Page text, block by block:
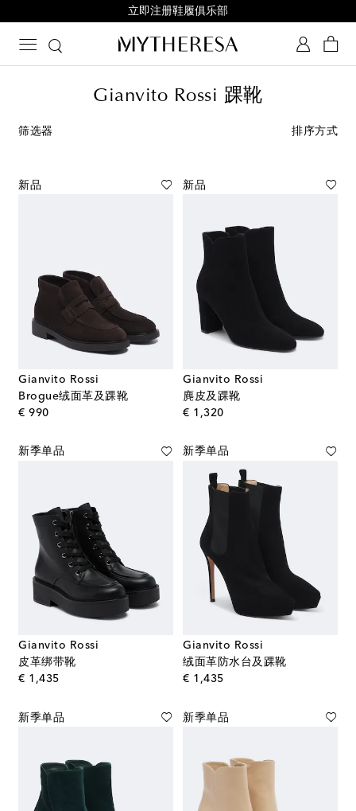
每日鞋履新秀
Gianvito Rossi 踝靴
筛选器 排序方式
新品
Gianvito Rossi
Brogue绒面革及踝靴
€ 990original price
新品
Gianvito Rossi
麂皮及踝靴
€ 1,320original price
新季单品
Gianvito Rossi
皮革绑带靴
€ 1,435original price
新季单品
Gianvito Rossi
绒面革防水台及踝靴
€ 1,435original price
新季单品 新季单品